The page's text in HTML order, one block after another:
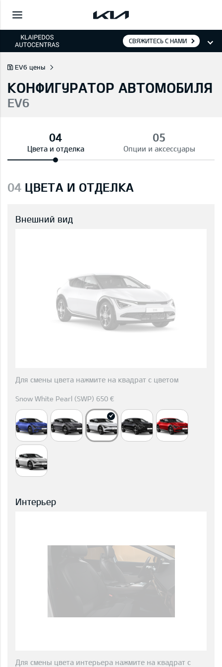
СВЯЖИТЕСЬ С НАМИ
EV6 цены
КОНФИГУРАТОР АВТОМОБИЛЯ
EV6
Цвета и отделка Опции и аксессуары
04 ЦВЕТА И ОТДЕЛКА
Внешний вид
Для смены цвета нажмите на квадрат с цветом
Snow White Pearl (SWP) 650 €
Интерьер
Для смены цвета интерьера нажмите на квадрат с